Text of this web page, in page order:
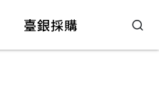
臺銀採購